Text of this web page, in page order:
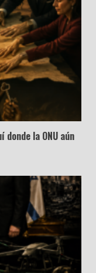
la ONU aún